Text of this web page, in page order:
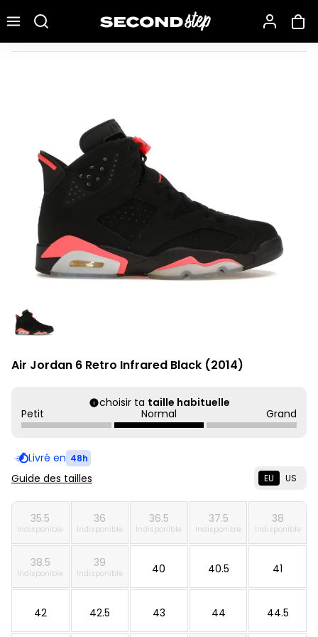
Air Jordan 6 Retro Infrared Black (2014)
Air Jordan 6 Retro Infrared Black (2014)
choisir ta taille habituelle
Petit
Normal Grand
Livré en 48h
Guide des tailles EU US
35.5
Indisponible
36
Indisponible
36.5
Indisponible
37.5
Indisponible
38
Indisponible
38.5
Indisponible
39
Indisponible 40 40.5 41
42 42.5 43 44 44.5